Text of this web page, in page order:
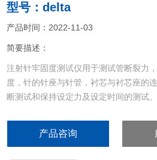
型号：delta
产品时间：2022-11-03
简要描述：
注射针牢固度测试仪用于测试管断裂力
度，针的针座与针管，衬芯与衬芯座的
断测试和保持设定力及设定时间的测试。
产品咨询